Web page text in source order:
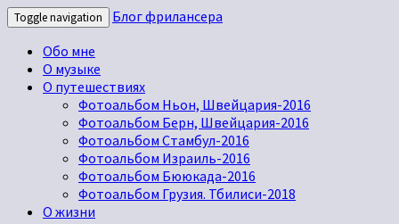
Toggle navigation
Блог фрилансера
Обо мне
О музыке
О путешествиях
Фотоальбом Ньон, Швейцария-2016
Фотоальбом Берн, Швейцария-2016
Фотоальбом Стамбул-2016
Фотоальбом Израиль-2016
Фотоальбом Бююкада-2016
Фотоальбом Грузия. Тбилиси-2018
О жизни